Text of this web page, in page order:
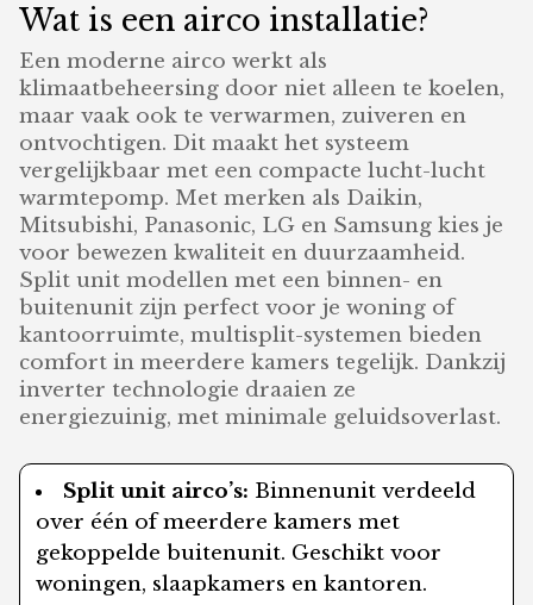
Wat is een airco installatie?
Een moderne airco werkt als
klimaatbeheersing door niet alleen te koelen,
maar vaak ook te verwarmen, zuiveren en
ontvochtigen. Dit maakt het systeem
vergelijkbaar met een compacte lucht-lucht
warmtepomp. Met merken als Daikin,
Mitsubishi, Panasonic, LG en Samsung kies je
voor bewezen kwaliteit en duurzaamheid.
Split unit modellen met een binnen- en
buitenunit zijn perfect voor je woning of
kantoorruimte, multisplit-systemen bieden
comfort in meerdere kamers tegelijk. Dankzij
inverter technologie draaien ze
energiezuinig, met minimale geluidsoverlast.
Split unit airco’s: Binnenunit verdeeld
over één of meerdere kamers met
gekoppelde buitenunit. Geschikt voor
woningen, slaapkamers en kantoren.